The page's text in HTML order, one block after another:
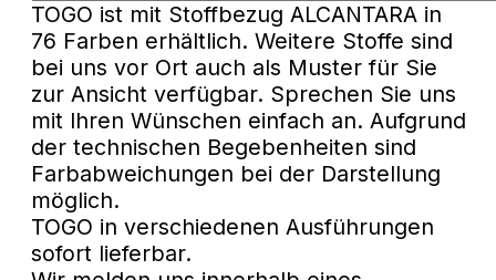
TOGO ist mit Stoffbezug ALCANTARA in
76 Farben erhältlich. Weitere Stoffe sind
bei uns vor Ort auch als Muster für Sie
zur Ansicht verfügbar. Sprechen Sie uns
mit Ihren Wünschen einfach an. Aufgrund
der technischen Begebenheiten sind
Farbabweichungen bei der Darstellung
möglich.
TOGO in verschiedenen Ausführungen
sofort lieferbar.